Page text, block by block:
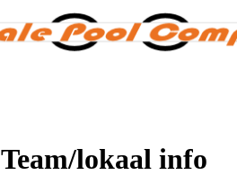
Team/lokaal info